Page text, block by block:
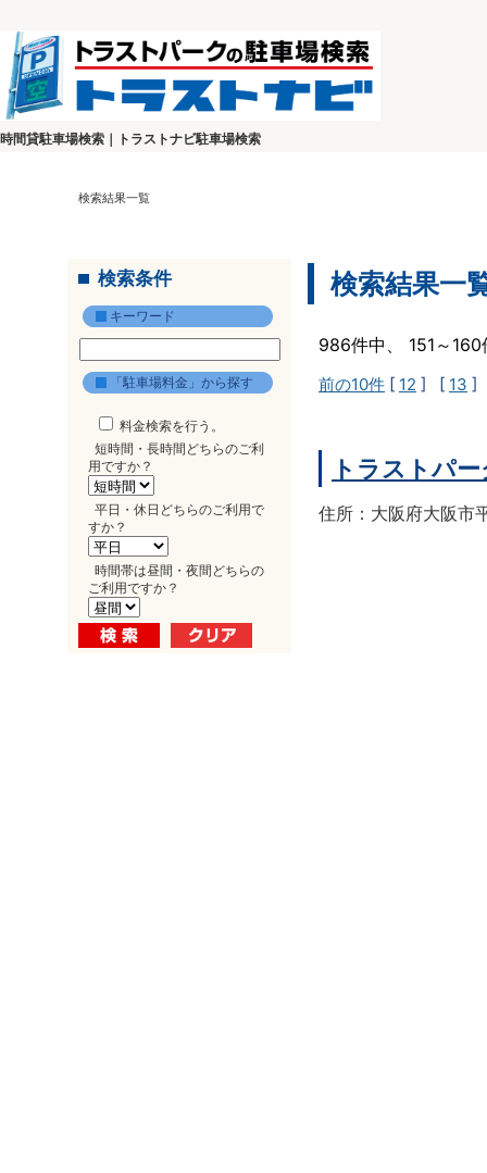
時間貸駐車場検索｜トラストナビ駐車場検索
検索結果一覧
検索条件
キーワード
「駐車場料金」から探す
料金検索を行う。
短時間・長時間どちらのご利
用ですか？
平日・休日どちらのご利用で
すか？
時間帯は昼間・夜間どちらの
ご利用ですか？
検索結果一
986件中、 151～
前の10件 [ 12 ] [ 13 ]
トラストパ
住所：大阪府大阪市